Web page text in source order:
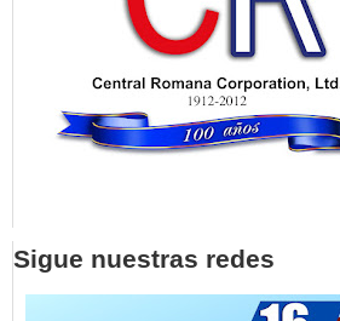
Sigue nuestras redes